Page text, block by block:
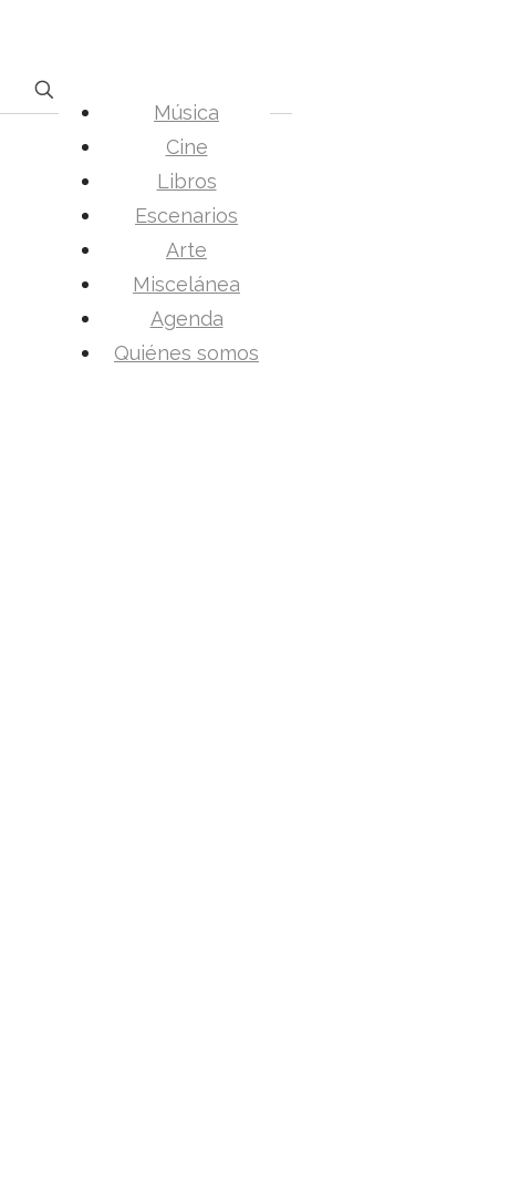
Música
Cine
Libros
Escenarios
Arte
Miscelánea
Agenda
Quiénes somos